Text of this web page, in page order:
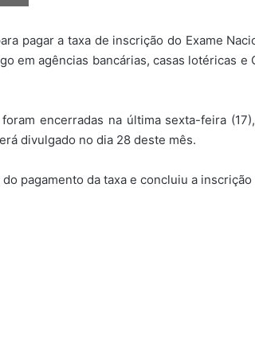
pagar a taxa de inscrição do Exame
em agências bancárias, casas lotéricas
encerradas na última sexta-feira
divulgado no dia 28 deste mês.
pagamento da taxa e concluiu a